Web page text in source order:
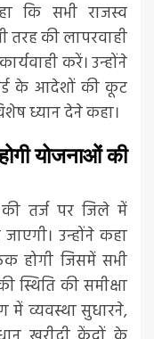
कि सभी राजस्व
तरह की लापरवाही
करें। उन्होंने
के आदेशों की कूट
ध्यान देने कहा।
योजनाओं की
तर्ज पर जिले में
उन्होंने कहा
होगी जिसमें सभी
स्थिति की समीक्षा
में व्यवस्था सुधारने,